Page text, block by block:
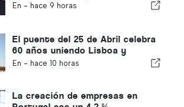
En - hace 9 horas
El puente del 25 de Abril celebra
60 años uniendo Lisboa y
Almada
En - hace 10 horas
La creación de empresas en